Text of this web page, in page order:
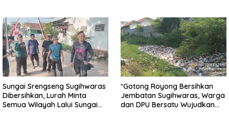
Sungai Srengseng Sugihwaras
Dibersihkan, Lurah Minta
Semua Wilayah Lalui Sungai
*Gotong Royong Bersihkan
Jembatan Sugihwaras, Warga
dan DPU Bersatu Wujudkan